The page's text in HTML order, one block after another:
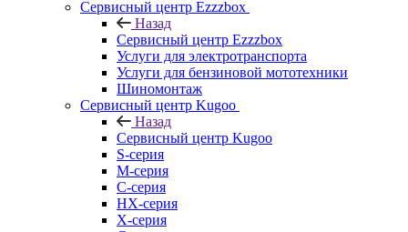
Сервисный центр Ezzzbox
Назад
Сервисный центр Ezzzbox
Услуги для электротранспорта
Услуги для бензиновой мототехники
Шиномонтаж
Сервисный центр Kugoo
Назад
Сервисный центр Kugoo
S-cерия
M-серия
С-серия
HX-серия
X-серия